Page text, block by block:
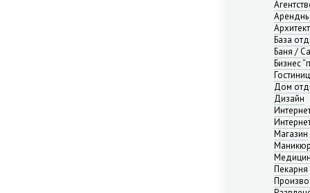
База
Баня /
Бизнес
Дом
Дизайн
Магазин
Пекарня